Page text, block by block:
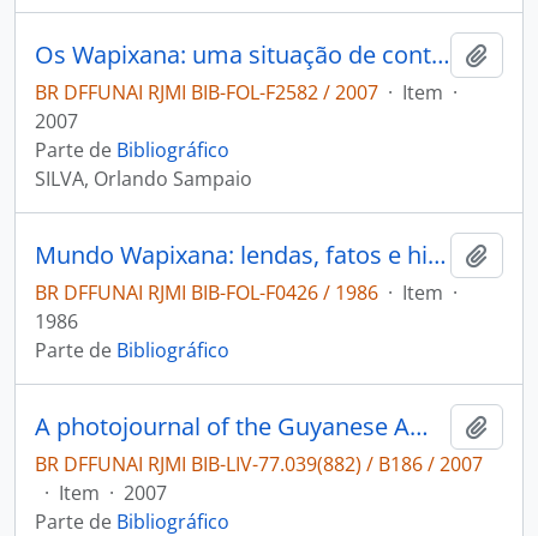
Os Wapixana: uma situação de contato interétnico.
BR DFFUNAI RJMI BIB-FOL-F2582 / 2007 · Item ·
2007
Parte de Bibliográfico
SILVA, Orlando Sampaio
Mundo Wapixana: lendas, fatos e história.
BR DFFUNAI RJMI BIB-FOL-F0426 / 1986 · Item ·
1986
Parte de Bibliográfico
A photojournal of the Guyanese Amerindians: photographs of the everyday life and cultural activities of the nine amerindian tribes of Guyana.
BR DFFUNAI RJMI BIB-LIV-77.039(882) / B186 / 2007
· Item · 2007
Parte de Bibliográfico